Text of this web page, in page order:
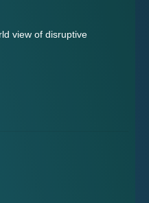
view of disruptive